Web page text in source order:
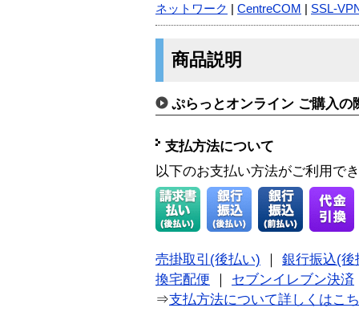
ネットワーク CentreCOM SSL-
商品説明
ぷらっとオンライン ご購入の
支払方法について
以下のお支払い方法がご利用で
売掛取引(後払い)
銀行振込(後
換宅配便
セブンイレブン決済
⇒支払方法について詳しくはこ